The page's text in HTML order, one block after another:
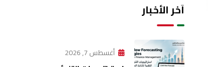
آخر الأخبار
أغسطس 7, 2026